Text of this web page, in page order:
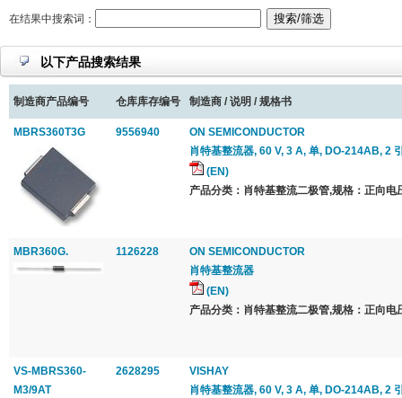
在结果中搜索词：
以下产品搜索结果
制造商产品编号 仓库库存编号 制造商 / 说明 / 规格书
MBRS360T3G 9556940
ON SEMICONDUCTOR
肖特基整流器, 60 V, 3 A, 单, DO-214AB, 2
(EN)
产品分类：肖特基整流二极管,规格：正向电
MBR360G. 1126228
ON SEMICONDUCTOR
肖特基整流器
(EN)
产品分类：肖特基整流二极管,规格：正向电
VS-MBRS360-
M3/9AT
2628295
VISHAY
肖特基整流器, 60 V, 3 A, 单, DO-214AB, 2